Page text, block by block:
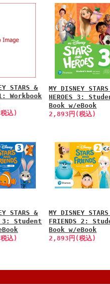
STARS &
1: Workbook
込)
MY DISNEY
HEROES 3:
Book w/eBook
2,893円(税込)
STARS &
3: Student
込)
MY DISNEY
FRIENDS 2:
Book w/eBook
2,893円(税込)